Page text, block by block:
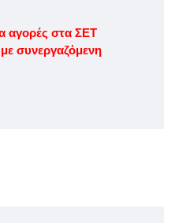
αγορές στα ΣΕΤ
συνεργαζόμενη